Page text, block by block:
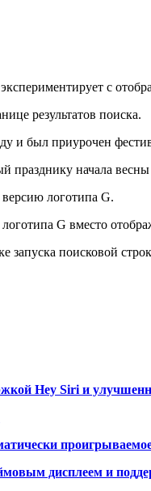
с
результатов поиска.
и был приурочен
начала
логотипа G.
G вместо
запуска поисковой
Hey Siri и
дисплеем и